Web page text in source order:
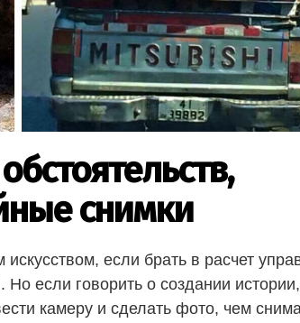
снимки
если брать в расчет
если говорить о создании
камеру и сделать фото, чем